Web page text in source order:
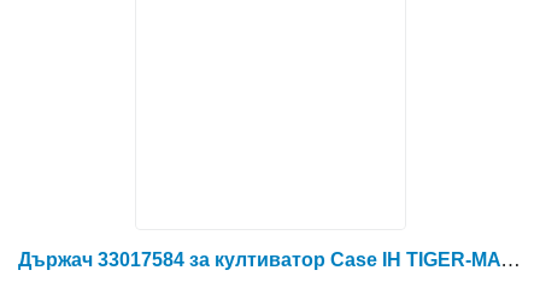
Държач 33017584 за култиватор Case IH TIGER-MATE II